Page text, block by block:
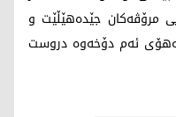
مرۆڤەکان جێدەھێڵێت و
بەهۆی ئەم دۆخەوە دروست